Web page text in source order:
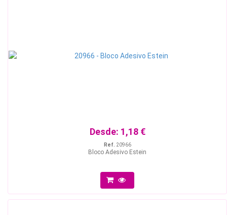
Desde: 1,18 €
Ref. 20966
Bloco Adesivo Estein